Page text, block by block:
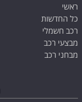
ראשי
כל החדשות
רכב חשמלי
מבצעי רכב
מבחני רכב